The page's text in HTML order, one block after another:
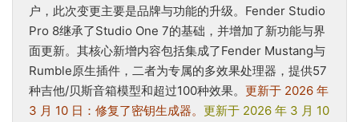
户，此次变更主要是品牌与功能的升级。Fender Studio
Pro 8继承了Studio One 7的基础，并增加了新功能与界
面更新。其核心新增内容包括集成了Fender Mustang与
Rumble原生插件，二者为专属的多效果处理器，提供57
种吉他/贝斯音箱模型和超过100种效果。 更新于 2026 年
3 月 10 日：修复了密钥生成器。 更新于 2026 年 3 月 10